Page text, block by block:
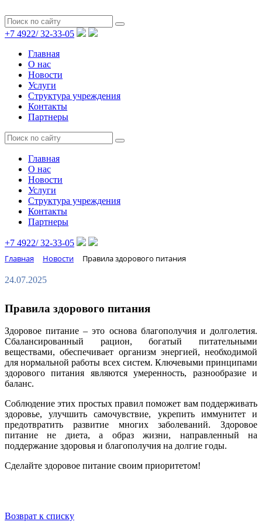
+7 4922/32-33-05
Главная
О нас
Новости
Услуги
Структура учреждения
Контакты
Партнеры
Главная
О нас
Новости
Услуги
Структура учреждения
Контакты
Партнеры
+7 4922/32-33-05
Главная Новости Правила здорового питания
24.07.2025
Правила здорового питания
Здоровое питание – это основа благополучия и долголетия.
Сбалансированный рацион, богатый питательными
веществами, обеспечивает организм энергией, необходимой
для нормальной работы всех систем. Ключевыми принципами
здорового питания являются умеренность, разнообразие и
баланс.
Соблюдение этих простых правил поможет вам поддерживать
здоровье, улучшить самочувствие, укрепить иммунитет и
предотвратить развитие многих заболеваний. Здоровое
питание не диета, а образ жизни, направленный на
поддержание здоровья и благополучия на долгие годы.
Сделайте здоровое питание своим приоритетом!
Возврат к списку